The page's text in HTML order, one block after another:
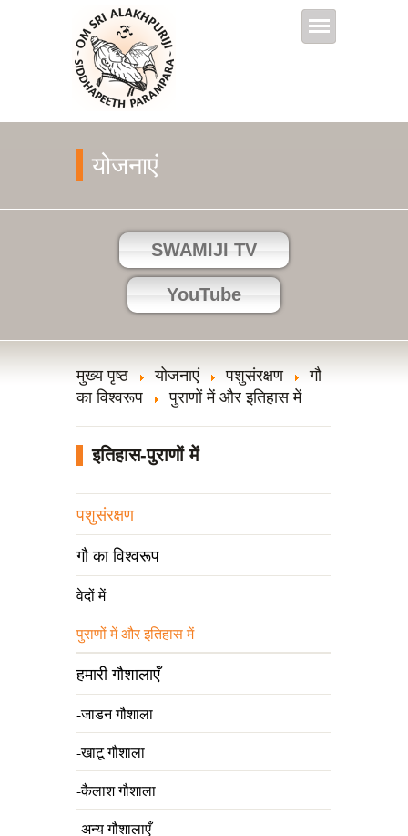
योजनाएं
SWAMIJI TV
YouTube
मुख्य पृष्ठ योजनाएं पशुसंरक्षण
गौ
का विश्वरूप
पुराणों में और इतिहास में
इतिहास-पुराणों में
पशुसंरक्षण
गौ का विश्वरूप
वेदों में
पुराणों में और इतिहास में
हमारी गौशालाएँ
-जाडन गौशाला
-खाटू गौशाला
-कैलाश गौशाला
-अन्य गौशालाएँ